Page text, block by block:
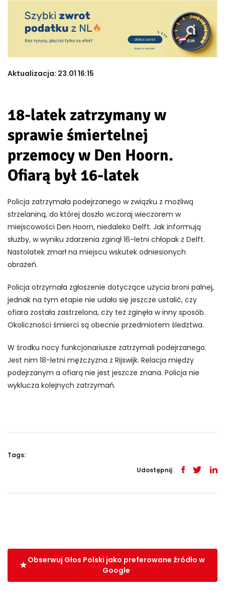
Aktualizacja: 23.01 16:15
18-latek zatrzymany w
sprawie śmiertelnej
przemocy w Den Hoorn.
Ofiarą był 16-latek
Policja zatrzymała podejrzanego w związku z możliwą
strzelaniną, do której doszło wczoraj wieczorem w
miejscowości Den Hoorn, niedaleko Delft. Jak informują
służby, w wyniku zdarzenia zginął 16-letni chłopak z Delft.
Nastolatek zmarł na miejscu wskutek odniesionych
obrażeń.
Policja otrzymała zgłoszenie dotyczące użycia broni palnej,
jednak na tym etapie nie udało się jeszcze ustalić, czy
ofiara została zastrzelona, czy też zginęła w inny sposób.
Okoliczności śmierci są obecnie przedmiotem śledztwa.
W środku nocy funkcjonariusze zatrzymali podejrzanego.
Jest nim 18-letni mężczyzna z Rijswijk. Relacja między
podejrzanym a ofiarą nie jest jeszcze znana. Policja nie
wyklucza kolejnych zatrzymań.
Tags:
Udostępnij:
Obserwuj Głos Polski jako preferowane źródło w
Google